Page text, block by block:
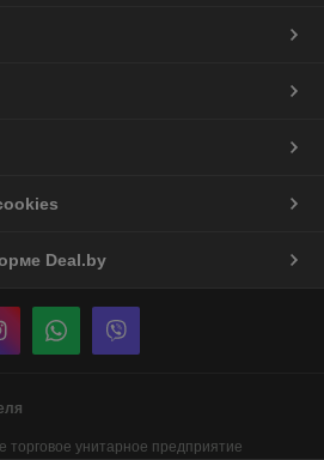
Deal.by
торговое унитарное предприятие